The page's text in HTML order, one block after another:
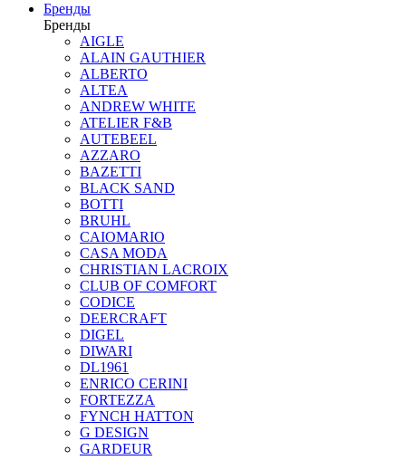
Бренды
Бренды
AIGLE
ALAIN GAUTHIER
ALBERTO
ALTEA
ANDREW WHITE
ATELIER F&B
AUTEBEEL
AZZARO
BAZETTI
BLACK SAND
BOTTI
BRUHL
CAIOMARIO
CASA MODA
CHRISTIAN LACROIX
CLUB OF COMFORT
CODICE
DEERCRAFT
DIGEL
DIWARI
DL1961
ENRICO CERINI
FORTEZZA
FYNCH HATTON
G DESIGN
GARDEUR